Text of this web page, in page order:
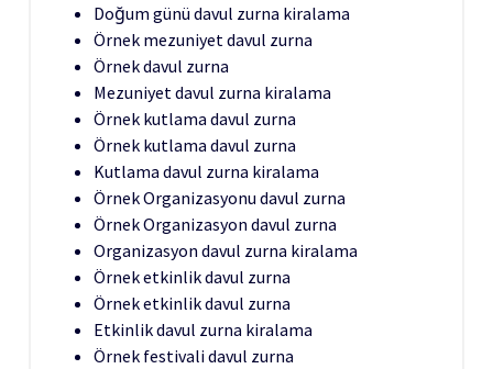
Doğum günü davul zurna kiralama
Örnek mezuniyet davul zurna
Örnek davul zurna
Mezuniyet davul zurna kiralama
Örnek kutlama davul zurna
Örnek kutlama davul zurna
Kutlama davul zurna kiralama
Örnek Organizasyonu davul zurna
Örnek Organizasyon davul zurna
Organizasyon davul zurna kiralama
Örnek etkinlik davul zurna
Örnek etkinlik davul zurna
Etkinlik davul zurna kiralama
Örnek festivali davul zurna